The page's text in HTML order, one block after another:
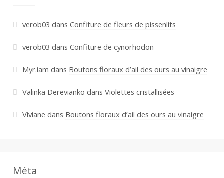
verob03 dans Confiture de fleurs de pissenlits
verob03 dans Confiture de cynorhodon
Myr.iam dans Boutons floraux d’ail des ours au vinaigre
Valinka Derevianko dans Violettes cristallisées
Viviane dans Boutons floraux d’ail des ours au vinaigre
Méta